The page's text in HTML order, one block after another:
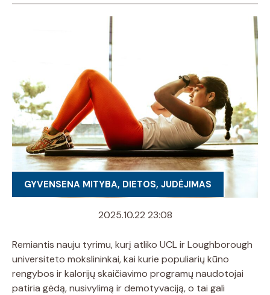
GYVENSENA MITYBA, DIETOS, JUDĖJIMAS
2025.10.22 23:08
Remiantis nauju tyrimu, kurį atliko UCL ir Loughborough
universiteto mokslininkai, kai kurie populiarių kūno
rengybos ir kalorijų skaičiavimo programų naudotojai
patiria gėdą, nusivylimą ir demotyvaciją, o tai gali